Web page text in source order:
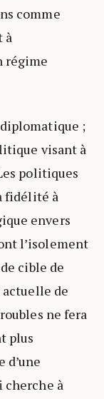
comme
à
régime
;
visant à
politiques
fidélité à
envers
l’isolement
cible de
de
ne fera
plus
d’une
cherche à